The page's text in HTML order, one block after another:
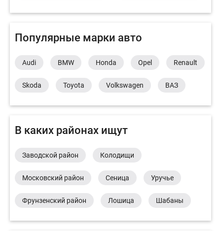
Популярные марки авто
Audi BMW Honda Opel Renault
Skoda Toyota Volkswagen ВАЗ
В каких районах ищут
Заводской район Колодищи
Московский район Сеница Уручье
Фрунзенский район Лошица Шабаны